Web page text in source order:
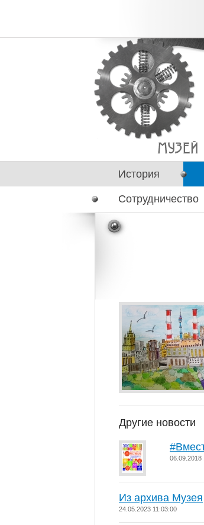
История
Сотрудничество
Другие новости
06.09.2018
Из архива Музея
24.05.2023 11:03:00